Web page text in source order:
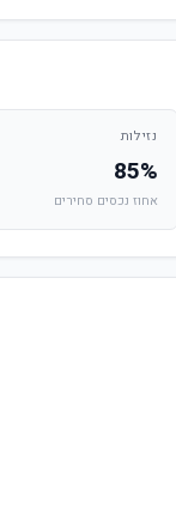
נזילות
85%
אחוז נכסים סחירים